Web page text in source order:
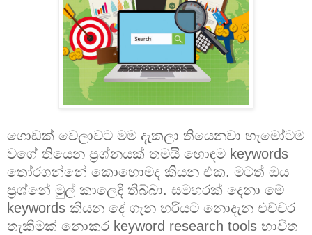
ගොඩක් වෙලාවට මම දැකලා තියෙනවා හැමෝටම
වගේ තියෙන ප්‍රශ්නයක් තමයි හොඳම keywords
තෝරගන්නේ කොහොමද කියන එක. මටත් ඔය
ප්‍රශ්නේ මුල් කාලෙදි තිබ්බා. සමහරක් දෙනා මේ
keywords කියන දේ ගැන හරියට නොදැන එච්චර
තැකීමක් නොකර keyword research tools භාවිත